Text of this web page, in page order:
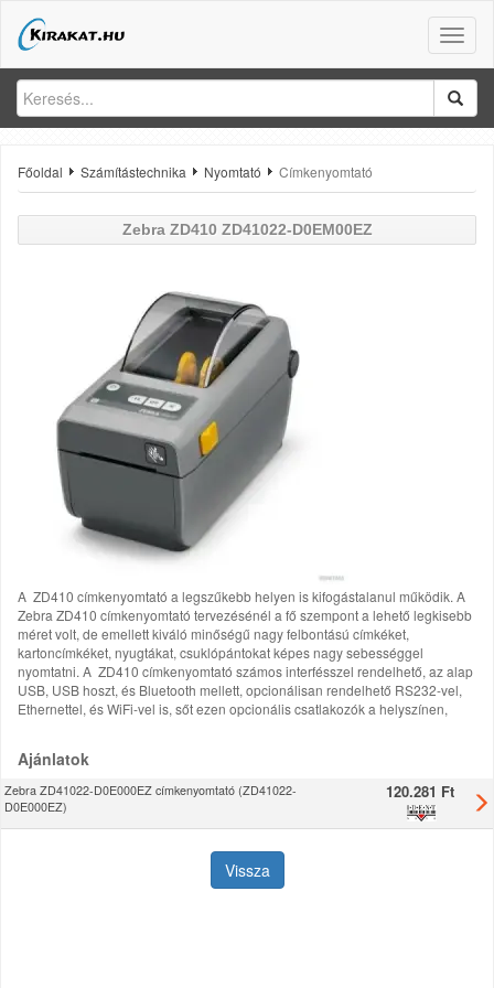
Toggle
Főoldal Számítástechnika Nyomtató Címkenyomtató
Zebra ZD410 ZD41022-D0EM00EZ
A ZD410 címkenyomtató a legszűkebb helyen is kifogástalanul működik. A
Zebra ZD410 címkenyomtató tervezésénél a fő szempont a lehető legkisebb
méret volt, de emellett kiváló minőségű nagy felbontású címkéket,
kartoncímkéket, nyugtákat, csuklópántokat képes nagy sebességgel
nyomtatni. A ZD410 címkenyomtató számos interfésszel rendelhető, az alap
USB, USB hoszt, és Bluetooth mellett, opcionálisan rendelhető RS232-vel,
Ethernettel, és WiFi-vel is, sőt ezen opcionális csatlakozók a helyszínen,
Ajánlatok
Zebra ZD41022-D0E000EZ címkenyomtató (ZD41022-
D0E000EZ)
120.281 Ft
Vissza